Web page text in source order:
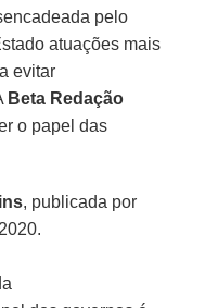
pelo
atuações mais
evitar
Beta Redação
o papel das
, publicada por